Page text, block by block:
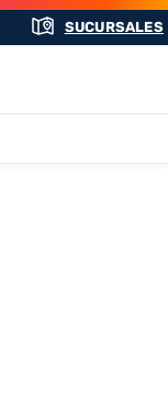
SUCURSALES